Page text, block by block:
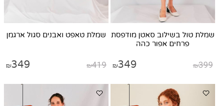
שמלת טול בשילוב סאטן מודפסת
פרחים אפור כהה
₪399
₪349
שמלת טאפט ואבנים סגול ארגמן
₪419
₪349